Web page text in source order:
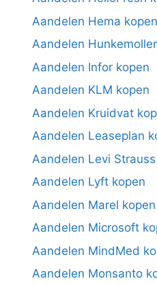
Aandelen Hema kopen
Aandelen
Aandelen Infor kopen
Aandelen KLM kopen
Aandelen Kruidvat
Aandelen Leaseplan
Aandelen Levi
Aandelen Lyft kopen
Aandelen Marel kopen
Aandelen Microsoft
Aandelen MindMed
Aandelen Monsanto